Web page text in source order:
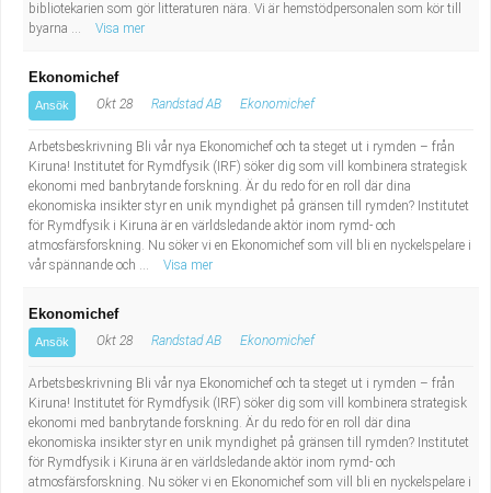
Tekniskt arbete
Transport
Informatör/Kommunikatör
Brevbärare
Sjuksköterska, grundutbildad
Kock, storhushåll
Undersköterska, vård- o specialavd. o mottagning
Bibliotekarie
Administrativ assistent
Lärare i gymnasiet
bibliotekarien som gör litteraturen nära. Vi är hemstödpersonalen som kör till
byarna ...
Visa mer
Ekonomichef
Ansök Okt 28 Randstad AB Ekonomichef
Arbetsbeskrivning Bli vår nya Ekonomichef och ta steget ut i rymden – från
Kiruna! Institutet för Rymdfysik (IRF) söker dig som vill kombinera strategisk
ekonomi med banbrytande forskning. Är du redo för en roll där dina
ekonomiska insikter styr en unik myndighet på gränsen till rymden? Institutet
för Rymdfysik i Kiruna är en världsledande aktör inom rymd- och
atmosfärsforskning. Nu söker vi en Ekonomichef som vill bli en nyckelspelare i
vår spännande och ...
Visa mer
Ekonomichef
Ansök Okt 28 Randstad AB Ekonomichef
Arbetsbeskrivning Bli vår nya Ekonomichef och ta steget ut i rymden – från
Kiruna! Institutet för Rymdfysik (IRF) söker dig som vill kombinera strategisk
ekonomi med banbrytande forskning. Är du redo för en roll där dina
ekonomiska insikter styr en unik myndighet på gränsen till rymden? Institutet
för Rymdfysik i Kiruna är en världsledande aktör inom rymd- och
atmosfärsforskning. Nu söker vi en Ekonomichef som vill bli en nyckelspelare i